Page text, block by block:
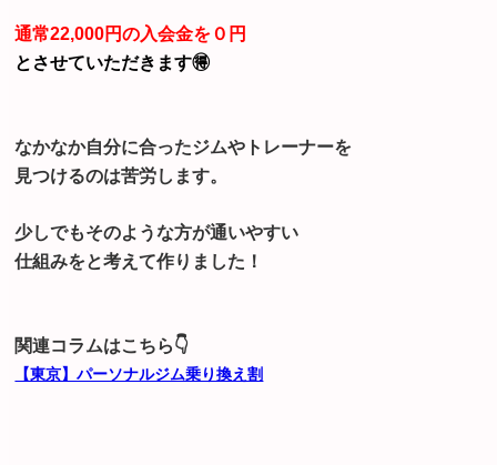
通常22,000円の入会金を０円
とさせていただきます🉐
なかなか自分に合ったジムやトレーナーを
見つけるのは苦労します。
少しでもそのような方が通いやすい
仕組みをと考えて作りました！
関連コラムはこちら👇
【東京】パーソナルジム乗り換え割